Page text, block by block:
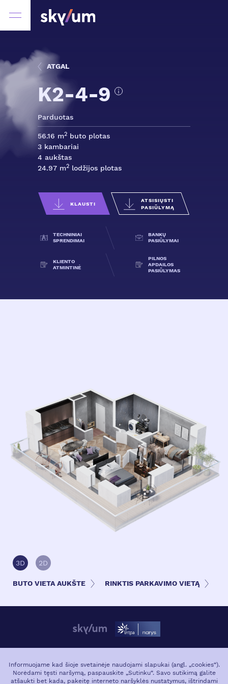
ATGAL
K2-4-9
Parduotas
56.16 m2 buto plotas
3 kambariai
4 aukštas
24.97 m2 lodžijos plotas
KLAUSTI
ATSISIŲSTI
PASIŪLYMĄ
TECHNINIAI
SPRENDIMAI
BANKŲ
PASIŪLYMAI
KLIENTO
ATMINTINĖ
PILNOS
APDAILOS
PASIŪLYMAS
3D 2D
BUTO VIETA AUKŠTE RINKTIS PARKAVIMO VIETĄ
VIETA MIESTE
GALERIJA
Informuojame kad šioje svetainėje naudojami slapukai (angl. „cookies“).
Norėdami tęsti naršymą, paspauskite „Sutinku“. Savo sutikimą galite
atšaukti bet kada, pakeitę interneto naršyklės nustatymus, ištrindami